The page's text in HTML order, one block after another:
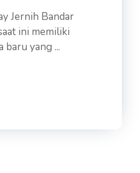
Jernih Bandar
ini memiliki
baru yang ...